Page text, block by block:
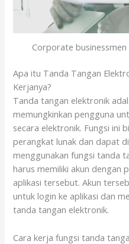
Corporate
Apa itu Tanda Tangan
Kerjanya?
Tanda tangan elektronik
memungkinkan pengguna
secara elektronik. Fungsi ini
perangkat lunak dan dapat
menggunakan fungsi tanda
harus memiliki akun dengan
aplikasi tersebut. Akun
untuk login ke aplikasi dan
tanda tangan elektronik.
Cara kerja fungsi tanda